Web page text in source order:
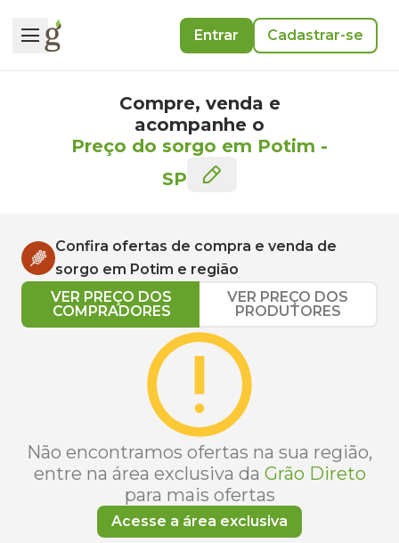
Entrar Cadastrar-se
Compre, venda e
acompanhe o
Preço do sorgo em Potim -
SP
Confira ofertas de compra e venda de
sorgo em Potim e região
VER PREÇO DOS
COMPRADORES
VER PREÇO DOS
PRODUTORES
Não encontramos ofertas na sua região,
entre na área exclusiva da Grão Direto
para mais ofertas
Acesse a área exclusiva